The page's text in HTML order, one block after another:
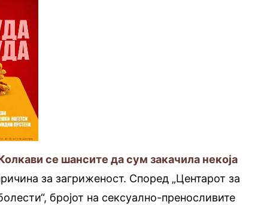
се шансите да сум закачила некоја
за загриженост. Според „Центарот за
бројот на сексуално-преносливите